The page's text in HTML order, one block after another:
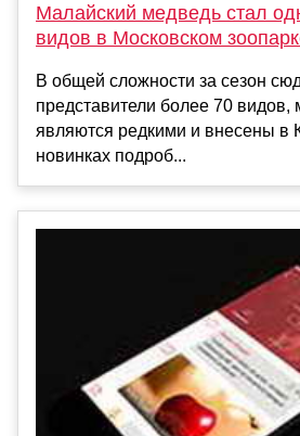
Малайский медведь стал
видов в Московском
В общей сложности за сезон
представители более 70 видов,
являются редкими и внесены в
новинках подроб...